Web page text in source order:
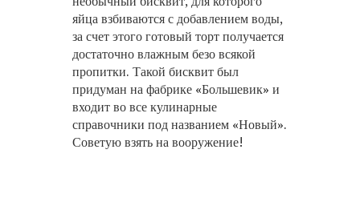
яйца взбиваются с добавлением воды,
за счет этого готовый торт получается
достаточно влажным безо всякой
пропитки. Такой бисквит был
придуман на фабрике «Большевик» и
входит во все кулинарные
справочники под названием «Новый».
Советую взять на вооружение!